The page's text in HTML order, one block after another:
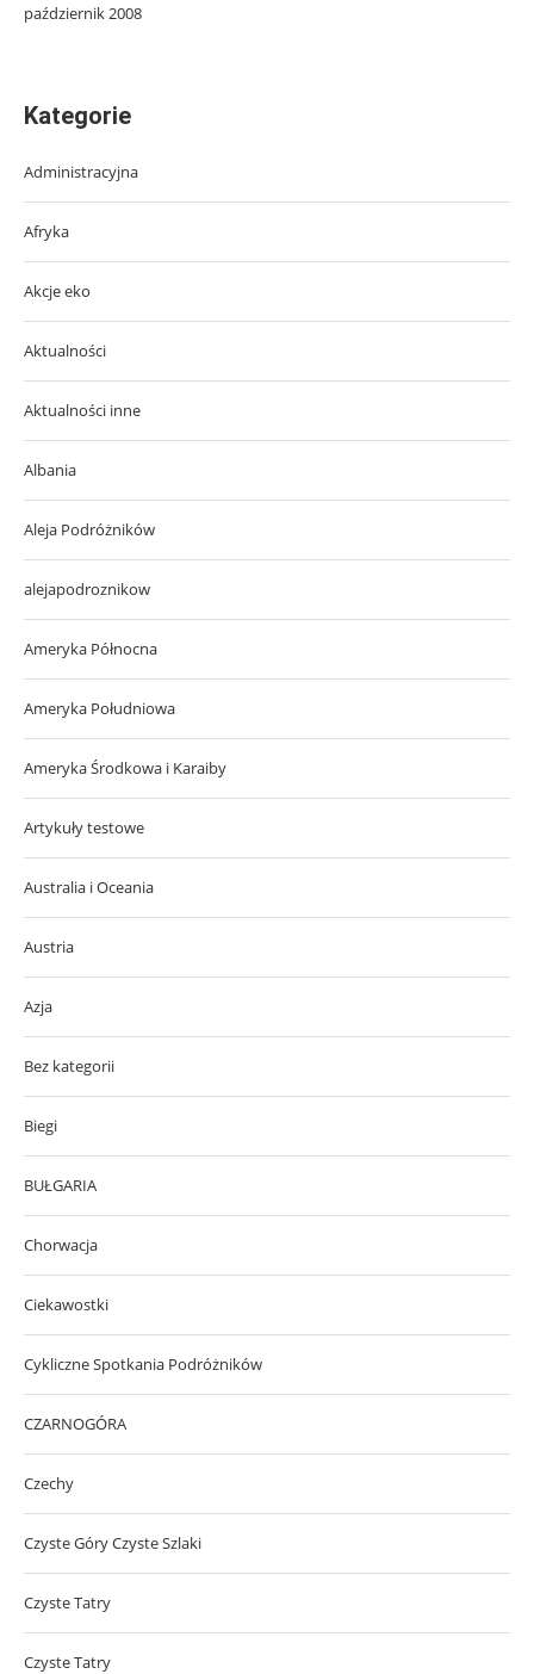
październik 2008
Kategorie
Administracyjna
Afryka
Akcje eko
Aktualności
Aktualności inne
Albania
Aleja Podróżników
alejapodroznikow
Ameryka Północna
Ameryka Południowa
Ameryka Środkowa i Karaiby
Artykuły testowe
Australia i Oceania
Austria
Azja
Bez kategorii
Biegi
BUŁGARIA
Chorwacja
Ciekawostki
Cykliczne Spotkania Podróżników
CZARNOGÓRA
Czechy
Czyste Góry Czyste Szlaki
Czyste Tatry
Czyste Tatry